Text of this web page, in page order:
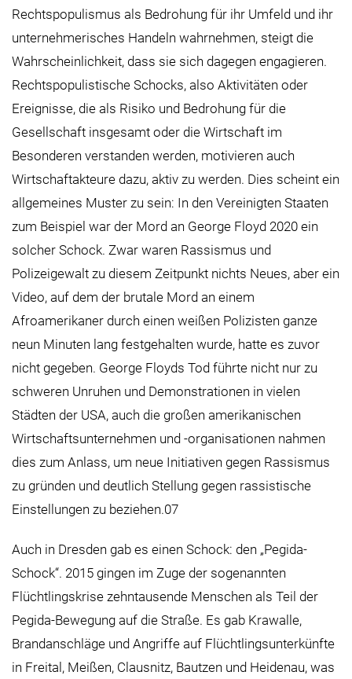
Rechtspopulismus als Bedrohung für ihr Umfeld und ihr
unternehmerisches Handeln wahrnehmen, steigt die
Wahrscheinlichkeit, dass sie sich dagegen engagieren.
Rechtspopulistische Schocks, also Aktivitäten oder
Ereignisse, die als Risiko und Bedrohung für die
Gesellschaft insgesamt oder die Wirtschaft im
Besonderen verstanden werden, motivieren auch
Wirtschaftakteure dazu, aktiv zu werden. Dies scheint ein
allgemeines Muster zu sein: In den Vereinigten Staaten
zum Beispiel war der Mord an George Floyd 2020 ein
solcher Schock. Zwar waren Rassismus und
Polizeigewalt zu diesem Zeitpunkt nichts Neues, aber ein
Video, auf dem der brutale Mord an einem
Afroamerikaner durch einen weißen Polizisten ganze
neun Minuten lang festgehalten wurde, hatte es zuvor
nicht gegeben. George Floyds Tod führte nicht nur zu
schweren Unruhen und Demonstrationen in vielen
Städten der USA, auch die großen amerikanischen
Wirtschaftsunternehmen und -organisationen nahmen
dies zum Anlass, um neue Initiativen gegen Rassismus
zu gründen und deutlich Stellung gegen rassistische
Einstellungen zu beziehen.07
Auch in Dresden gab es einen Schock: den „Pegida-
Schock“. 2015 gingen im Zuge der sogenannten
Flüchtlingskrise zehntausende Menschen als Teil der
Pegida-Bewegung auf die Straße. Es gab Krawalle,
Brandanschläge und Angriffe auf Flüchtlingsunterkünfte
in Freital, Meißen, Clausnitz, Bautzen und Heidenau, was